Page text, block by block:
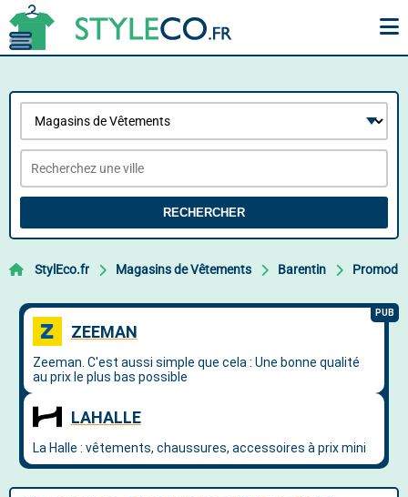
RECHERCHER
StylEco.fr Magasins de Vêtements Barentin Promod